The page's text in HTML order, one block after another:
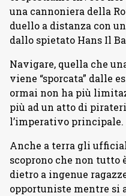
una cannoniera della
duello a distanza con
dallo spietato Hans Il
Navigare, quella che
viene “sporcata” dalle
ormai non ha più
più ad un atto di
l’imperativo principale.
Anche a terra gli
scoprono che non tutto
dietro a ingenue
opportuniste mentre si